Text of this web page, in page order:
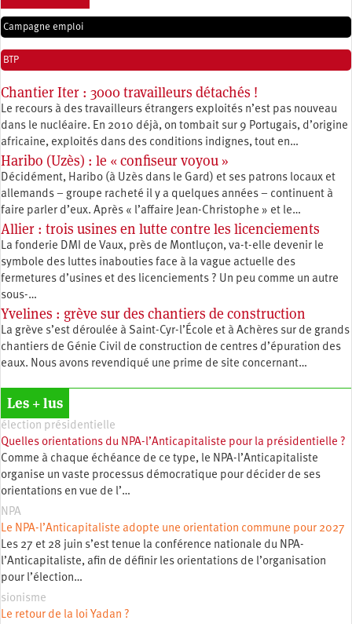
Campagne emploi
BTP
Chantier Iter : 3000 travailleurs détachés !
Le recours à des travailleurs étrangers exploités n’est pas nouveau
dans le nucléaire. En 2010 déjà, on tombait sur 9 Portugais, d’origine
africaine, exploités dans des conditions indignes, tout en…
Haribo (Uzès) : le « confiseur voyou »
Décidément, Haribo (à Uzès dans le Gard) et ses patrons locaux et
allemands – groupe racheté il y a quelques années – continuent à
faire parler d’eux. Après « l’affaire Jean-Christophe » et le…
Allier : trois usines en lutte contre les licenciements
La fonderie DMI de Vaux, près de Montluçon, va-t-elle devenir le
symbole des luttes inabouties face à la vague actuelle des
fermetures d’usines et des licenciements ? Un peu comme un autre
sous-…
Yvelines : grève sur des chantiers de construction
La grève s’est déroulée à Saint-Cyr-l’École et à Achères sur de grands
chantiers de Génie Civil de construction de centres d’épuration des
eaux. Nous avons revendiqué une prime de site concernant…
Les + lus
élection présidentielle
Quelles orientations du NPA-l’Anticapitaliste pour la présidentielle ?
Comme à chaque échéance de ce type, le NPA-l’Anticapitaliste
organise un vaste processus démocratique pour décider de ses
orientations en vue de l’…
NPA
Le NPA-l’Anticapitaliste adopte une orientation commune pour 2027
Les 27 et 28 juin s’est tenue la conférence nationale du NPA-
l’Anticapitaliste, afin de définir les orientations de l’organisation
pour l’élection…
sionisme
Le retour de la loi Yadan ?